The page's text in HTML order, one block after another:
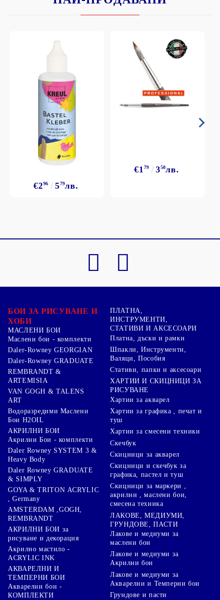
€296 579лв.
€179 350лв.
БОИ ЗА РИСУВАНЕ И
ХОБИ
МАСЛЕНИ БОИ
Маслени бои - комплекти
Daler-Rowney GEORGIAN
Daler-Rowney GRADUATE
REMBRANDT &
ARTEMISIA
VAN GOGH & TALENS
ART
Водоразредими Маслени
Бои H2OIL
АКРИЛНИ БОИ
Акрилни Бои - комплекти
Daler Rowney SYSTEM 3 &
Heavy Body
Daler Rowney GRADUATE
& SIMPLY
GOYA & TRITON АCRYLIC
, Germany
AMSTERDAM ,GOGH,
REMBRANDT
АКРИЛНИ БОИ за
рисуване и декорация
Акрилно мастило -
ACRYLIC INK
АКВАРЕЛНИ И
ТЕМПЕРНИ БОИ
Акварелни бои -
КОМПЛЕКТИ
ПЛАТНА,
ИНСТРУМЕНТИ,
СТАТИВИ И АКСЕСОАРИ
Платна, дъски и рамки
Шпакли, Инструменти,
Валяци, Пособия
Стативи, папки и аксесоари
ХАРТИИ И СКИЦНИЦИ ЗА
РИСУВАНЕ
Хартии за акварел
Хартии за графика , печат и
туш
Хартии за смесени техники
Скечбук
Скицници за акварел
Скицници и скечбук за
графика, пастел и туш
Скицници за маркери ,
акрилни , маслени бои,
смесена техника
ЛАКОВЕ, МЕДИУМИ,
ГРУНДОВЕ, ПАСТИ
Лакове и медиуми за
маслени бои
Лакове и медиуми за
Акрилни бои
Лакове и медиуми за
Акварелни и Темперни бои
Грундове и пасти